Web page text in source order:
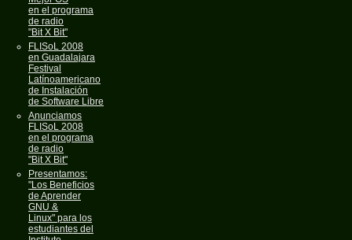
en el programa
de radio
"Bit X Bit"
FLISoL 2008
en Guadalajara
Festival
Latínoamericano
de Instalación
de Software Libre
Anunciamos
FLISoL 2008
en el programa
de radio
"Bit X Bit"
Presentamos:
"Los Beneficios
de Aprender
GNU &
Linux" para los
estudiantes del